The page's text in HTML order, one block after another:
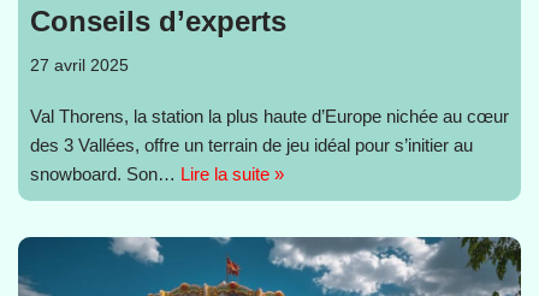
Conseils d’experts
27 avril 2025
Val Thorens, la station la plus haute d’Europe nichée au cœur
des 3 Vallées, offre un terrain de jeu idéal pour s’initier au
snowboard. Son… Lire la suite »